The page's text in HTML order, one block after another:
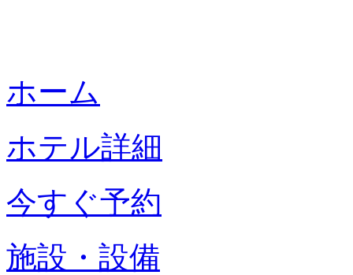
ホーム
ホテル詳細
今すぐ予約
施設・設備